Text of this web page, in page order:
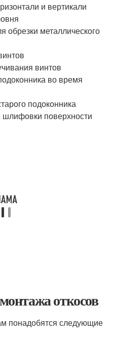
и вертикали
металлического
винтов
во время
подоконника
поверхности
откосов
понадобятся следующие